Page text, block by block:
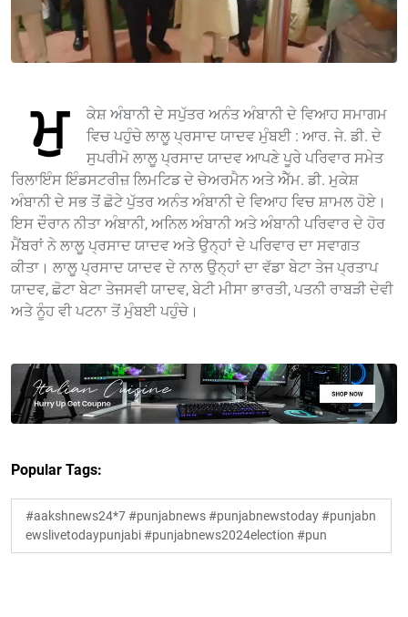
ਮੁ
ਕੇਸ਼ ਅੰਬਾਨੀ ਦੇ ਸਪੁੱਤਰ ਅਨੰਤ ਅੰਬਾਨੀ ਦੇ ਵਿਆਹ ਸਮਾਗਮ
ਵਿਚ ਪਹੁੰਚੇ ਲਾਲੂ ਪ੍ਰਸਾਦ ਯਾਦਵ ਮੁੰਬਈ : ਆਰ. ਜੇ. ਡੀ. ਦੇ
ਸੁਪਰੀਮੋ ਲਾਲੂ ਪ੍ਰਸਾਦ ਯਾਦਵ ਆਪਣੇ ਪੂਰੇ ਪਰਿਵਾਰ ਸਮੇਤ
ਰਿਲਾਇੰਸ ਇੰਡਸਟਰੀਜ਼ ਲਿਮਟਿਡ ਦੇ ਚੇਅਰਮੈਨ ਅਤੇ ਐੱਮ. ਡੀ. ਮੁਕੇਸ਼
ਅੰਬਾਨੀ ਦੇ ਸਭ ਤੋਂ ਛੋਟੇ ਪੁੱਤਰ ਅਨੰਤ ਅੰਬਾਨੀ ਦੇ ਵਿਆਹ ਵਿਚ ਸ਼ਾਮਲ ਹੋਏ।
ਇਸ ਦੌਰਾਨ ਨੀਤਾ ਅੰਬਾਨੀ, ਅਨਿਲ ਅੰਬਾਨੀ ਅਤੇ ਅੰਬਾਨੀ ਪਰਿਵਾਰ ਦੇ ਹੋਰ
ਮੈਂਬਰਾਂ ਨੇ ਲਾਲੂ ਪ੍ਰਸਾਦ ਯਾਦਵ ਅਤੇ ਉਨ੍ਹਾਂ ਦੇ ਪਰਿਵਾਰ ਦਾ ਸਵਾਗਤ
ਕੀਤਾ। ਲਾਲੂ ਪ੍ਰਸਾਦ ਯਾਦਵ ਦੇ ਨਾਲ ਉਨ੍ਹਾਂ ਦਾ ਵੱਡਾ ਬੇਟਾ ਤੇਜ ਪ੍ਰਤਾਪ
ਯਾਦਵ, ਛੋਟਾ ਬੇਟਾ ਤੇਜਸਵੀ ਯਾਦਵ, ਬੇਟੀ ਮੀਸਾ ਭਾਰਤੀ, ਪਤਨੀ ਰਾਬੜੀ ਦੇਵੀ
ਅਤੇ ਨੂੰਹ ਵੀ ਪਟਨਾ ਤੋਂ ਮੁੰਬਈ ਪਹੁੰਚੇ।
Popular Tags:
#aakshnews24*7 #punjabnews #punjabnewstoday #punjabn
ewslivetodaypunjabi #punjabnews2024election #pun